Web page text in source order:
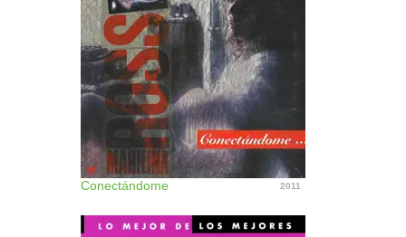
Conectándome 2011